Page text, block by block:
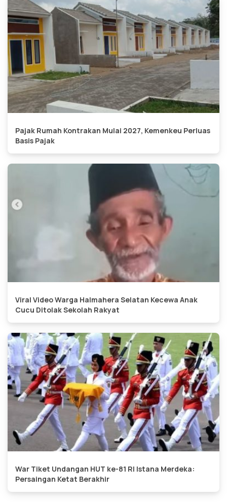
Pajak Rumah Kontrakan Mulai 2027, Kemenkeu Perluas
Basis Pajak
Viral Video Warga Halmahera Selatan Kecewa Anak
Cucu Ditolak Sekolah Rakyat
War Tiket Undangan HUT ke-81 RI Istana Merdeka:
Persaingan Ketat Berakhir